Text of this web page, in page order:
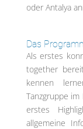
oder Antalya
Das
Als erstes
together
kennen
Tanzgruppe
erstes
allgemeine